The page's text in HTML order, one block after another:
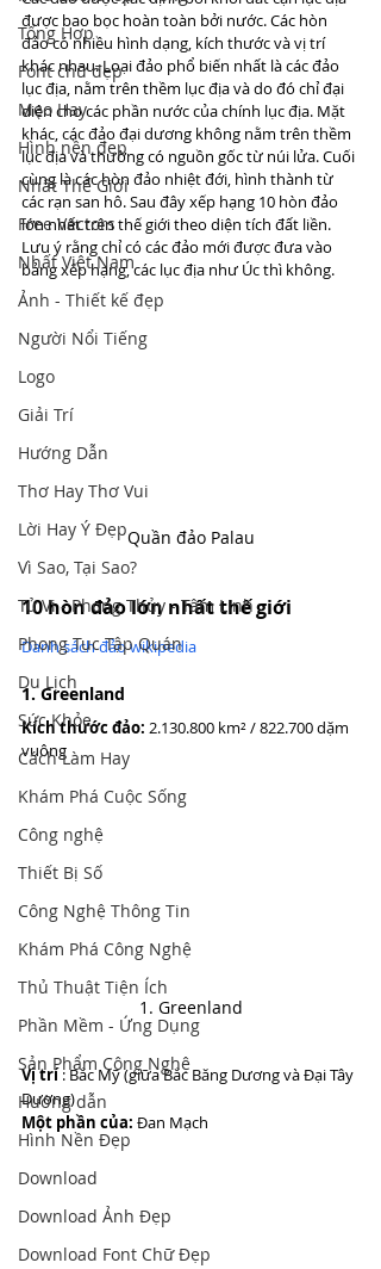
Tổng Hợp
Font chữ đẹp
Mẹo Hay
Hình nền đẹp
Nhất Thế Giới
Free Vectors
Nhất Việt Nam
Ảnh - Thiết kế đẹp
Người Nổi Tiếng
Logo
Giải Trí
Hướng Dẫn
Thơ Hay Thơ Vui
Lời Hay Ý Đẹp
Vì Sao, Tại Sao?
Tử Vi - Phong Thủy - Tâm Linh
Phong Tục Tập Quán
Du Lịch
Sức Khỏe
Cách Làm Hay
Khám Phá Cuộc Sống
Công nghệ
Thiết Bị Số
Công Nghệ Thông Tin
Khám Phá Công Nghệ
Thủ Thuật Tiện Ích
Phần Mềm - Ứng Dụng
Sản Phẩm Công Nghệ
Hướng dẫn
Hình Nền Đẹp
Download
Download Ảnh Đẹp
Download Font Chữ Đẹp
được bao bọc hoàn toàn bởi nước. Các hòn
đảo có nhiều hình dạng, kích thước và vị trí
khác nhau. Loại đảo phổ biến nhất là các đảo
lục địa, nằm trên thềm lục địa và do đó chỉ đại
diện cho các phần nước của chính lục địa. Mặt
khác, các đảo đại dương không nằm trên thềm
lục địa và thường có nguồn gốc từ núi lửa. Cuối
cùng là các hòn đảo nhiệt đới, hình thành từ
các rạn san hô. Sau đây xếp hạng 10 hòn đảo
lớn nhất trên thế giới theo diện tích đất liền.
Lưu ý rằng chỉ có các đảo mới được đưa vào
bảng xếp hạng, các lục địa như Úc thì không.
Quần đảo Palau
10 hòn đảo lớn nhất thế giới
Danh sách đảo wikipedia
1. Greenland
Kích thước đảo: 2.130.800 km² / 822.700 dặm
vuông
1. Greenland
Vị trí : Bắc Mỹ (giữa Bắc Băng Dương và Đại Tây
Dương)
Một phần của: Đan Mạch